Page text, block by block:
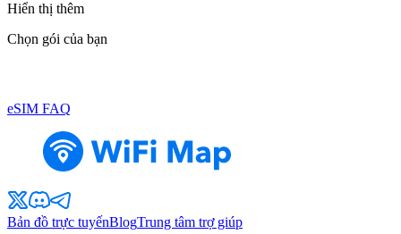
Hiển thị thêm
Chọn gói của bạn
eSIM FAQ
Bản đồ trực tuyếnBlogTrung tâm trợ giúp